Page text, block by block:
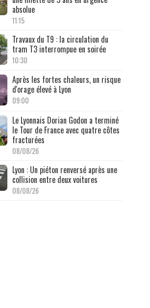
absolue
11:15
Travaux du T9 : la circulation du
tram T3 interrompue en soirée
10:30
Après les fortes chaleurs, un risque
d'orage élevé à Lyon
09:00
Le Lyonnais Dorian Godon a terminé
le Tour de France avec quatre côtes
fracturées
08/08/26
Lyon : Un piéton renversé après une
collision entre deux voitures
08/08/26